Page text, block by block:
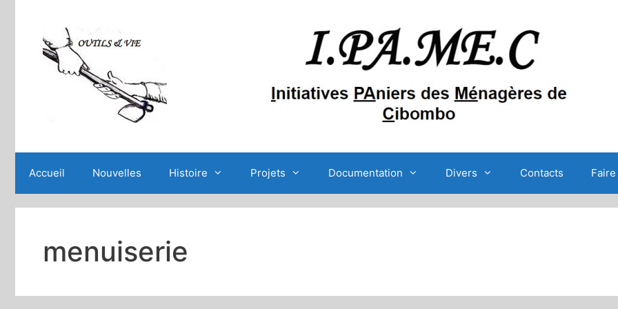
contenu
Accueil Nouvelles Histoire Projets Documentation Divers Contacts
menuiserie